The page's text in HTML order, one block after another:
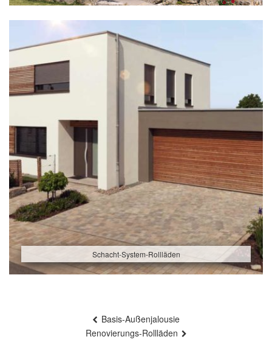
Schacht-System-Rollläden
Basis-Außenjalousie
Renovierungs-Rollläden